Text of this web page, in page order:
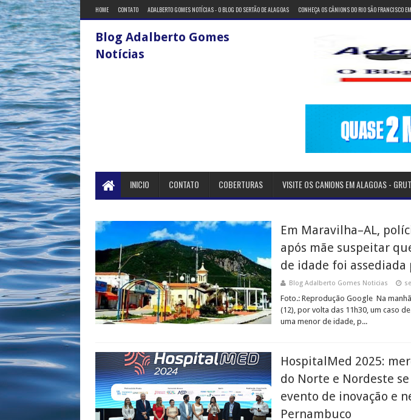
HOME CONTATO ADALBERTO GOMES NOTÍCIAS - O BLOG DO SERTÃO DE ALAGOAS CONHEÇA OS CÂNIONS DO RIO SÃO FRANCISCO
Blog Adalberto Gomes
Notícias
INICIO CONTATO COBERTURAS VISITE OS CANIONS EM ALAGOAS -
Em Maravilha–AL,
após mãe suspeitar
de idade foi assediada
Blog Adalberto Gomes Noticias
Foto.: Reprodução Google Na
(12), por volta das 11h30, um caso
uma menor de idade, p...
HospitalMed 2025:
do Norte e Nordeste
evento de inovação e
Pernambuco